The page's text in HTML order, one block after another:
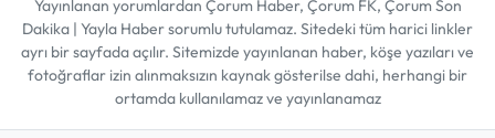
Yayınlanan yorumlardan Çorum Haber, Çorum FK, Çorum Son
Dakika | Yayla Haber sorumlu tutulamaz. Sitedeki tüm harici linkler
ayrı bir sayfada açılır. Sitemizde yayınlanan haber, köşe yazıları ve
fotoğraflar izin alınmaksızın kaynak gösterilse dahi, herhangi bir
ortamda kullanılamaz ve yayınlanamaz